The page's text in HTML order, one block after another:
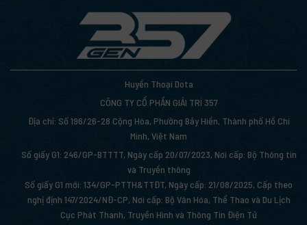
Huyền Thoại Dota
CÔNG TY CỔ PHẦN GIẢI TRÍ 357
Địa chỉ: Số 196/26-28 Cộng Hòa, Phường Bảy Hiền, Thành phố Hồ Chí
Minh, Việt Nam
Số giấy G1: 246/GP-BTTTT, Ngày cấp 20/07/2023, Nơi cấp: Bộ Thông tin
và Truyền thông
Số giấy G1 mới: 134/GP-PTTH&TTĐT, Ngày cấp: 21/08/2025, Cấp theo
nghị định 147/2024/NĐ-CP, Nơi cấp: Bộ Văn Hóa, Thể Thao và Du Lịch
Cục Phát Thanh, Truyền Hình và Thông Tin Điện Tử